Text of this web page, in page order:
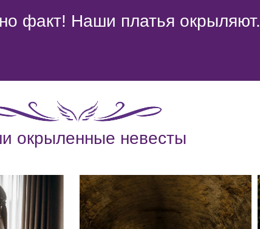
факт! Наши платья окрыляют.
окрыленные невесты